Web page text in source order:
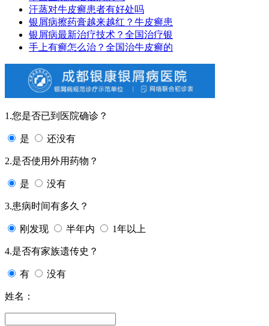
汗蒸对牛皮癣患者有好处吗
银屑病擦药膏越来越红？牛皮癣患
银屑病最新治疗技术？全国治疗银
手上有癣怎么治？全国治牛皮癣的
1.您是否已到医院确诊？
是 还没有
2.是否使用外用药物？
是 没有
3.患病时间有多久？
刚发现 半年内 1年以上
4.是否有家族遗传史？
有 没有
姓名：